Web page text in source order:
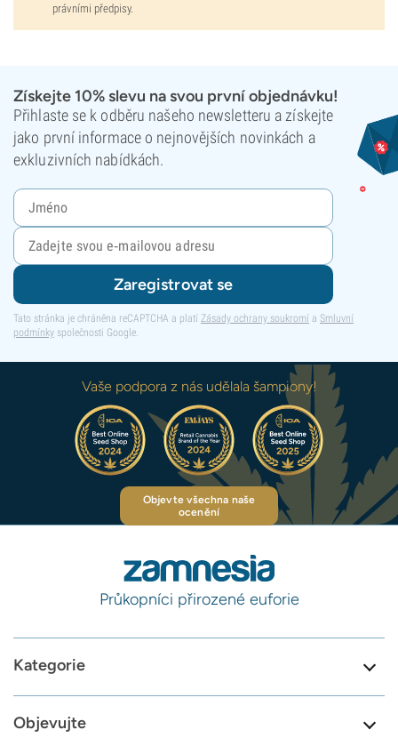
právními předpisy.
Získejte 10% slevu na svou první objednávku!
Přihlaste se k odběru našeho newsletteru a získejte
jako první informace o nejnovějších novinkách a
exkluzivních nabídkách.
Zaregistrovat se
Tato stránka je chráněna reCAPTCHA a platí Zásady ochrany soukromí a Smluvní
podmínky společnosti Google.
Vaše podpora z nás udělala šampiony!
Objevte všechna naše
ocenění
Průkopníci přirozené euforie
Kategorie
Objevujte